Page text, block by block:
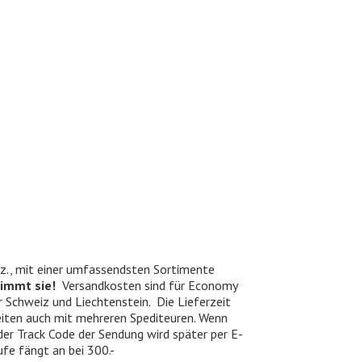
mit einer umfassendsten Sortimente
sie! Versandkosten sind für Economy
und Liechtenstein. Die Lieferzeit
auch mit mehreren Spediteuren. Wenn
Track Code der Sendung wird später per E-
fängt an bei 300.-